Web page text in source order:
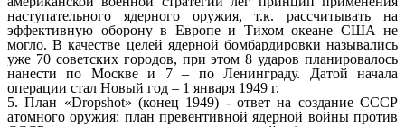
наступательного ядерного оружия, т.к. рассчитывать на
эффективную оборону в Европе и Тихом океане США не
могло. В качестве целей ядерной бомбардировки назывались
уже 70 советских городов, при этом 8 ударов планировалось
нанести по Москве и 7 – по Ленинграду. Датой начала
операции стал Новый год – 1 января 1949 г.
5. План «Dropshot» (конец 1949) - ответ на создание СССР
атомного оружия: план превентивной ядерной войны против